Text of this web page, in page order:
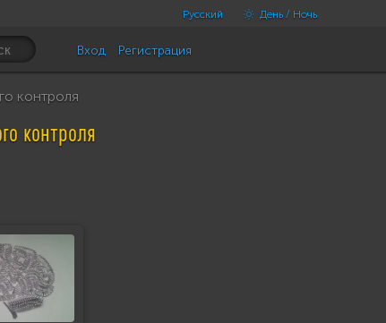
Русский День / Ночь
Вход Регистрация
контроля
контроля